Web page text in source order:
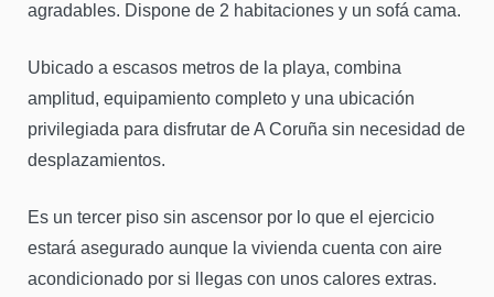
agradables. Dispone de 2 habitaciones y un sofá cama.
Ubicado a escasos metros de la playa, combina
amplitud, equipamiento completo y una ubicación
privilegiada para disfrutar de A Coruña sin necesidad de
desplazamientos.
Es un tercer piso sin ascensor por lo que el ejercicio
estará asegurado aunque la vivienda cuenta con aire
acondicionado por si llegas con unos calores extras.